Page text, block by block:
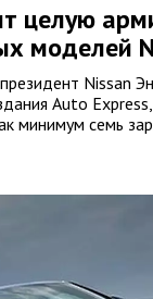
целую
моделей
Nissan
Auto
минимум семь